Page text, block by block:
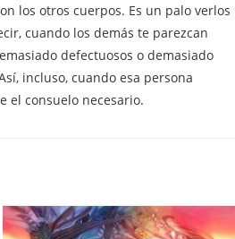
los otros cuerpos. Es un palo verlos
cuando los demás te parezcan
defectuosos o demasiado
incluso, cuando esa persona
el consuelo necesario.